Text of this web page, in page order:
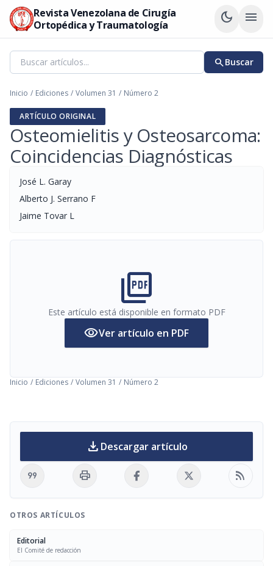
Revista Venezolana de Cirugía
Ortopédica y Traumatología
dark_mode menu
searchBuscar
Inicio / Ediciones / Volumen 31 / Número 2
ARTÍCULO ORIGINAL
Osteomielitis y Osteosarcoma:
Coincidencias Diagnósticas
José L. Garay
Alberto J. Serrano F
Jaime Tovar L
picture_as_pdf
Este artículo está disponible en formato PDF
visibilityVer artículo en PDF
Inicio / Ediciones / Volumen 31 / Número 2
download Descargar artículo
format_quote print rss_feed
OTROS ARTÍCULOS
Editorial
El Comité de redacción